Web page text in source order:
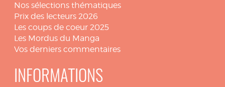
Nos sélections thématiques
Prix des lecteurs 2026
Les coups de coeur 2025
Les Mordus du Manga
Vos derniers commentaires
INFORMATIONS